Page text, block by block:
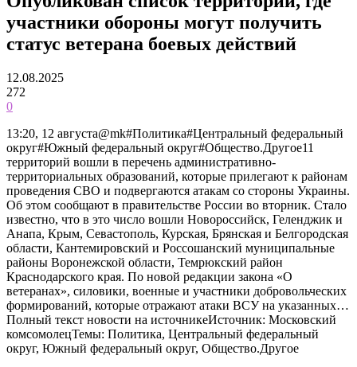
участники обороны могут получить
статус ветерана боевых действий
12.08.2025
272
0
13:20, 12 августа@mk#Политика#Центральный федеральный
округ#Южный федеральный округ#Общество.Другое11
территорий вошли в перечень административно-
территориальных образований, которые прилегают к районам
проведения СВО и подвергаются атакам со стороны Украины.
Об этом сообщают в правительстве России во вторник. Стало
известно, что в это число вошли Новороссийск, Геленджик и
Анапа, Крым, Севастополь, Курская, Брянская и Белгородская
области, Кантемировский и Россошанский муниципальные
районы Воронежской области, Темрюкский район
Краснодарского края. По новой редакции закона «О
ветеранах», силовики, военные и участники добровольческих
формирований, которые отражают атаки ВСУ на указанных…
Полный текст новости на источникеИсточник: Московский
комсомолецТемы: Политика, Центральный федеральный
округ, Южный федеральный округ, Общество.Другое